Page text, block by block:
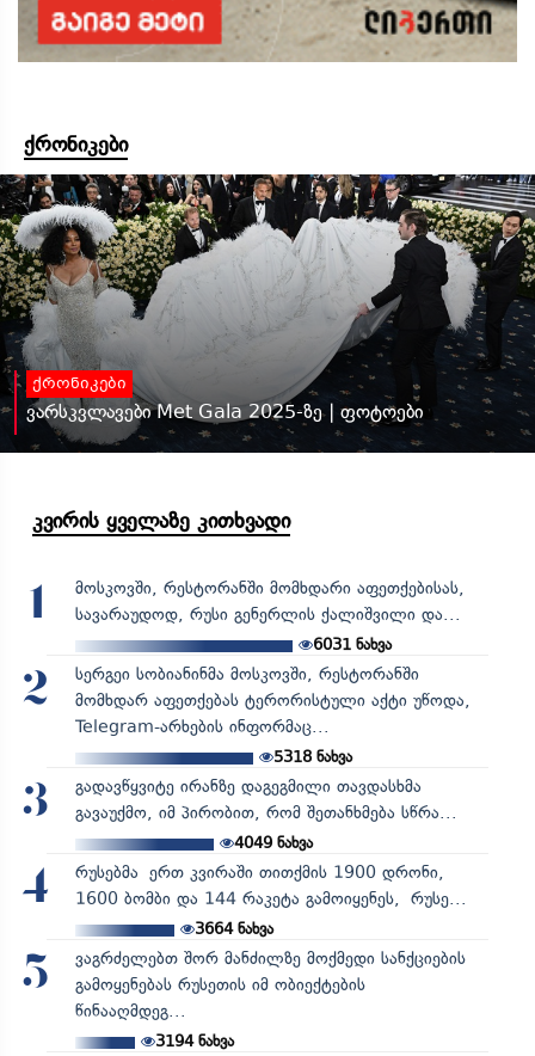
ქრონიკები
ქრონიკები
ვარსკვლავები Met Gala 2025-ზე | ფოტოები
კვირის ყველაზე კითხვადი
1
მოსკოვში, რესტორანში მომხდარი აფეთქებისას,
სავარაუდოდ, რუსი გენერლის ქალიშვილი და...
6031 ნახვა
2
სერგეი სობიანინმა მოსკოვში, რესტორანში
მომხდარ აფეთქებას ტერორისტული აქტი უწოდა,
Telegram-არხების ინფორმაც...
5318ნახვა
3
გადავწყვიტე ირანზე დაგეგმილი თავდასხმა
გავაუქმო, იმ პირობით, რომ შეთანხმება სწრა...
4049ნახვა
4
რუსებმა ერთ კვირაში თითქმის 1900 დრონი,
1600 ბომბი და 144 რაკეტა გამოიყენეს, რუსე...
3664ნახვა
5
ვაგრძელებთ შორ მანძილზე მოქმედი სანქციების
გამოყენებას რუსეთის იმ ობიექტების
წინააღმდეგ...
3194ნახვა